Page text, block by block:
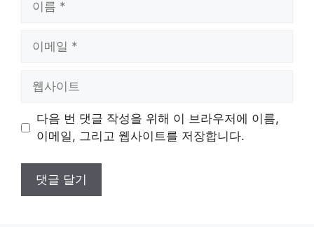
트
다음 번 댓글 작성을 위해 이 브라우저에 이름,
이메일, 그리고 웹사이트를 저장합니다.